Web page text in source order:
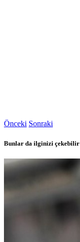
Önceki Sonraki
Bunlar da ilginizi çekebilir